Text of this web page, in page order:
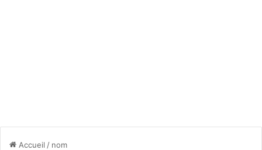
Accueil / nom